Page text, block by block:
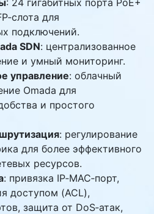
: 24 гигабитных порта PoE+
для
подключений.
SDN: централизованное
и умный мониторинг.
управление: облачный
Omada для
и простого
: регулирование
для более эффективного
ресурсов.
: привязка IP‑MAC‑порт,
доступом (ACL),
защита от DoS‑атак,